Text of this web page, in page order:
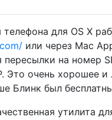
для OS X
или через Mac
пересылки на номер
Это очень хорошее
Блинк был
утилита